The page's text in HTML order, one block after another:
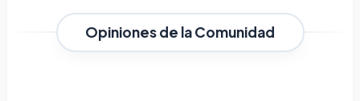
Opiniones de la Comunidad